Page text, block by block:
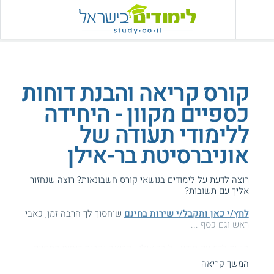
קורס קריאה והבנת דוחות
כספיים מקוון - היחידה
ללימודי תעודה של
אוניברסיטת בר-אילן
רוצה לדעת על לימודים בנושאי קורס חשבונאות? רוצה שנחזור
אליך עם תשובות?
לחץ/י כאן ותקבל/י שירות בחינם שיחסוך לך הרבה זמן, כאבי
ראש וגם כסף ...
המשך קריאה